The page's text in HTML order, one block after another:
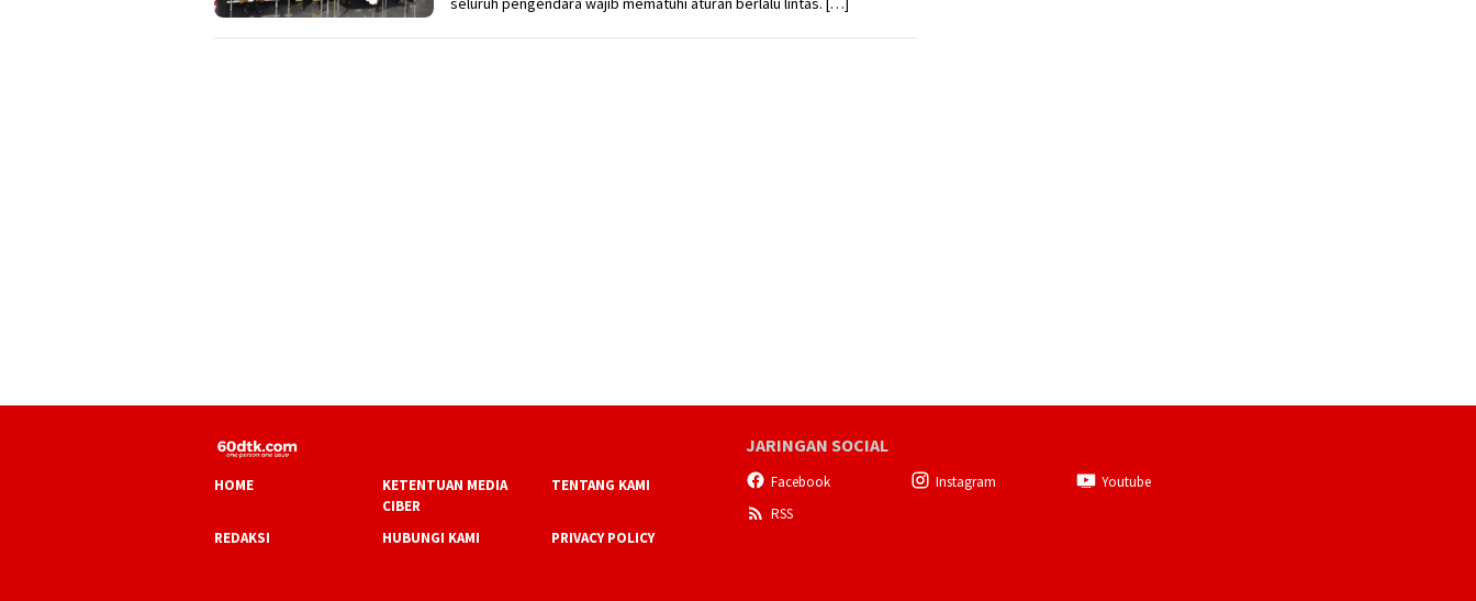
HOME
KETENTUAN MEDIA
CIBER
TENTANG KAMI
REDAKSI HUBUNGI KAMI PRIVACY POLICY
JARINGAN SOCIAL
Facebook Instagram
Youtube
RSS